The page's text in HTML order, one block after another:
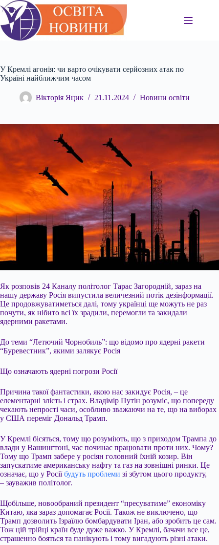
Перейти
до
вмісту
У Кремлі агонія: чи варто очікувати серйозних атак по
Україні найближчим часом
Вікторія Яцик 21.11.2024 Новини освіти
Як розповів 24 Каналу політолог Тарас Загородній, зараз на
нашу державу Росія випустила величезний потік дезінформації.
Це продовжуватиметься далі, тому українці ще можуть не раз
почути, як нібито всі їх зрадили, перемогли та закидали
ядерними ракетами.
До теми “Летючий Чорнобиль”: що відомо про ядерні ракети
“Буревестник”, якими залякує Росія
Що означають ядерні погрози Росії
Причина такої фантастики, якою нас закидує Росія, – це
елементарні злість і страх. Владімір Путін розуміє, що попереду
чекають непрості часи, особливо зважаючи на те, що на виборах
у США переміг Дональд Трамп.
У Кремлі бісяться, тому що розуміють, що з приходом Трампа до
влади у Вашингтоні, час починає працювати проти них. Чому?
Тому що Трамп забере у росіян головний їхній козир. Він
запускатиме американську нафту та газ на зовнішні ринки. Це
означає, що у Росіїбудуть проблеми зі збутом цього продукту,
– зауважив політолог.
Щобільше, новообраний президент “пресуватиме” економіку
Китаю, яка зараз допомагає Росії. Також не виключено, що
Трамп дозволить Ізраїлю бомбардувати Іран, або зробить це сам.
Тож цій трійці країн буде дуже важко. У Кремлі, бачачи все це,
страшенно бояться та панікують і тому вигадують різні атаки.